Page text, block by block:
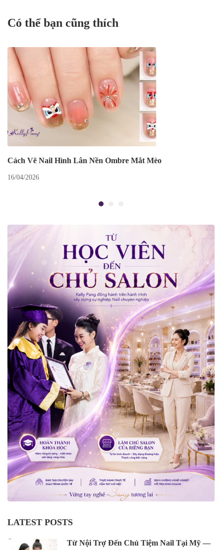
Có thể bạn cũng thích
Cách Vẽ Nail Hình Lân Nền Ombre Mắt Mèo
16/04/2026
LATEST POSTS
Từ Nội Trợ Đến Chủ Tiệm Nail Tại Mỹ —